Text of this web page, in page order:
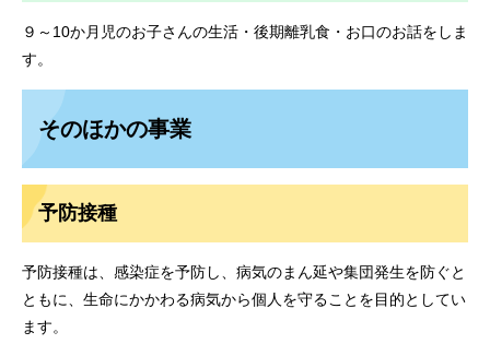
９～10か月児のお子さんの生活・後期離乳食・お口のお話をしま
す。
そのほかの事業
予防接種
予防接種は、感染症を予防し、病気のまん延や集団発生を防ぐと
ともに、生命にかかわる病気から個人を守ることを目的としてい
ます。